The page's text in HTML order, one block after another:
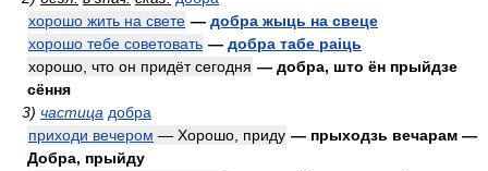
хорошо жить на свете — добра жыць на свеце
хорошо тебе советовать — добра табе раіць
хорошо, что он придёт сегодня — добра, што ён прыйдзе
сёння
3) частица добра
приходи вечером — Хорошо, приду — прыходзь вечарам —
Добра, прыйду